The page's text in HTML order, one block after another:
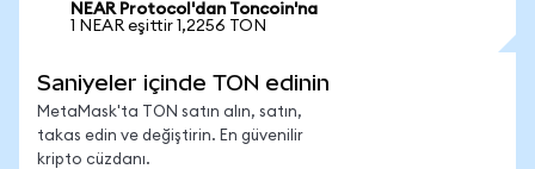
NEAR Protocol'dan Toncoin'na
1 NEAR eşittir 1,2256 TON
Saniyeler içinde TON edinin
MetaMask'ta TON satın alın, satın,
takas edin ve değiştirin. En güvenilir
kripto cüzdanı.